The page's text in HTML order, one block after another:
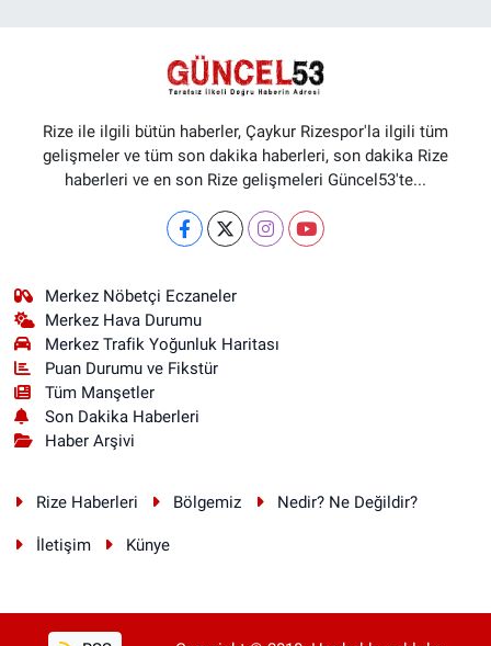
Rize ile ilgili bütün haberler, Çaykur Rizespor'la ilgili tüm
gelişmeler ve tüm son dakika haberleri, son dakika Rize
haberleri ve en son Rize gelişmeleri Güncel53'te...
Merkez Nöbetçi Eczaneler
Merkez Hava Durumu
Merkez Trafik Yoğunluk Haritası
Puan Durumu ve Fikstür
Tüm Manşetler
Son Dakika Haberleri
Haber Arşivi
Rize Haberleri Bölgemiz Nedir? Ne Değildir?
İletişim Künye